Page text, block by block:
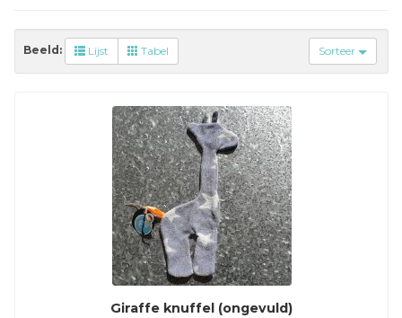
Sorteer
Beeld: Lijst Tabel
Giraffe knuffel (ongevuld)